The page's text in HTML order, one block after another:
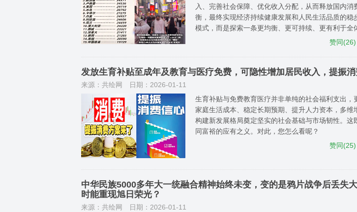
入、完善社会保障、优化收入分配，从而释放国内
衡，最终实现经济持续健康发展和人民生活品质的
模式，而是探索一条更均衡、更可持续、更有利于全
赞同(26)
发放生育补贴至成年及教育与医疗免费，可隐性增加居民收入，提振消
来源：共绘网
日期：2026-01-11
生育补贴与免费教育医疗并非单纯的社会福利支出
家庭生活成本、稳定长期预期、提升人力资本，多维
构建新发展格局奠定坚实的社会基础与市场韧性。
同富裕的应有之义。对此，您怎么看呢？
赞同(25)
中华民族5000多年大一统融合精神始终未变，变的是鸦片战争后丢失
时能重现旭日荣光？
来源：共绘网
日期：2026-01-11